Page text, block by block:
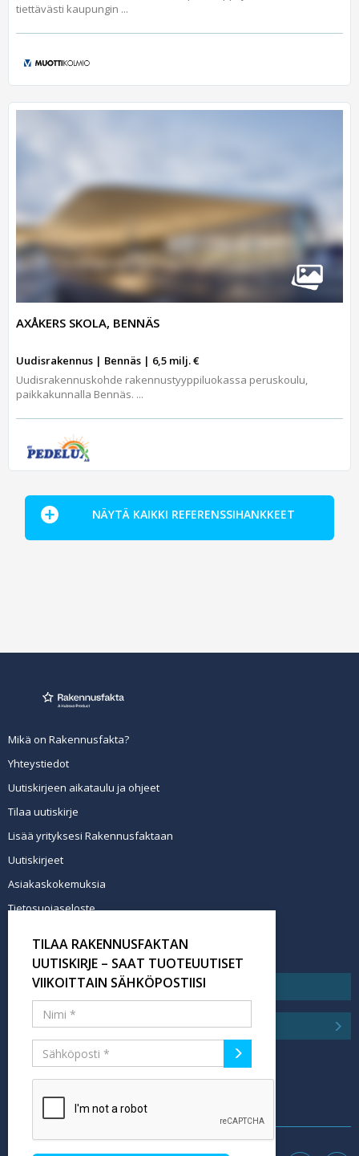
tiettävästi kaupungin ...
AXÅKERS SKOLA, BENNÄS
Uudisrakennus | Bennäs | 6,5 milj. €
Uudisrakennuskohde rakennustyyppiluokassa peruskoulu,
paikkakunnalla Bennäs. ...
NÄYTÄ KAIKKI REFERENSSIHANKKEET
Mikä on Rakennusfakta?
Yhteystiedot
Uutiskirjeen aikataulu ja ohjeet
Tilaa uutiskirje
Lisää yrityksesi Rakennusfaktaan
Uutiskirjeet
Asiakaskokemuksia
Tietosuojaseloste
Tilaa uutiskirje
TILAA RAKENNUSFAKTAN
UUTISKIRJE – SAAT TUOTEUUTISET
VIIKOITTAIN SÄHKÖPOSTIISI